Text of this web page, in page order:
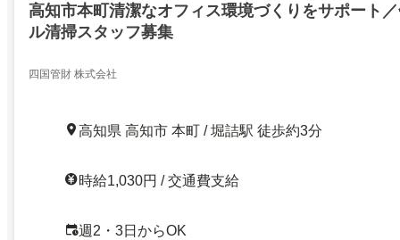
高知市本町清潔なオフィス環境づくりをサポート
ル清掃スタッフ募集
四国管財 株式会社
高知県 高知市 本町 / 堀詰駅 徒歩約3分
時給1,030円 / 交通費支給
週2・3日からOK